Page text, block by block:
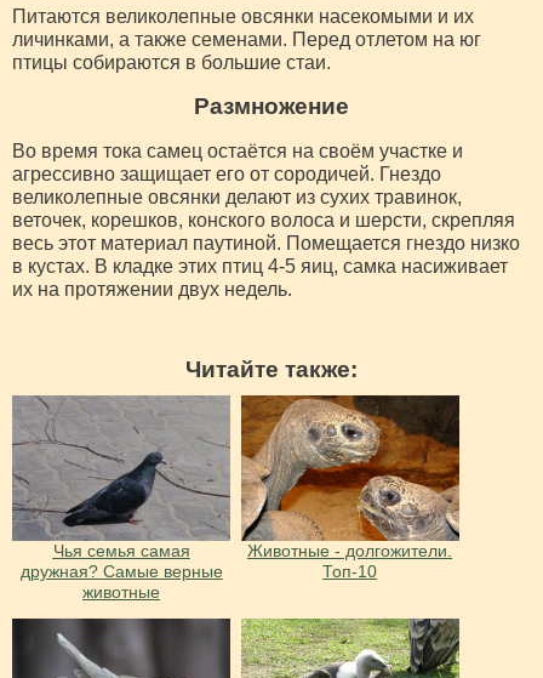
Питаются великолепные овсянки насекомыми и их
личинками, а также семенами. Перед отлетом на юг
птицы собираются в большие стаи.
Размножение
Во время тока самец остаётся на своём участке и
агрессивно защищает его от сородичей. Гнездо
великолепные овсянки делают из сухих травинок,
веточек, корешков, конского волоса и шерсти, скрепляя
весь этот материал паутиной. Помещается гнездо низко
в кустах. В кладке этих птиц 4-5 яиц, самка насиживает
их на протяжении двух недель.
Читайте также:
Чья семья самая
дружная? Самые верные
животные
Животные - долгожители.
Топ-10